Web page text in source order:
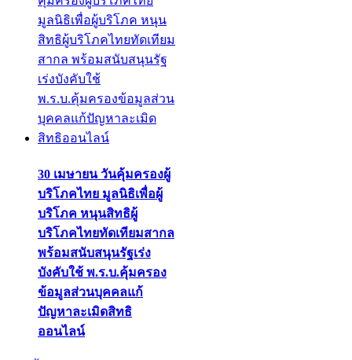
30 เมษายน วันคุ้มครองผู้
บริโภคไทย มูลนิธิเพื่อผู้
บริโภค หนุนสิทธิผู้
บริโภคไทยทัดเทียมสากล
พร้อมสนับสนุนรัฐเร่ง
บังคับใช้ พ.ร.บ.คุ้มครอง
ข้อมูลส่วนบุคคลแก้
ปัญหาละเมิดสิทธิ
ออนไลน์